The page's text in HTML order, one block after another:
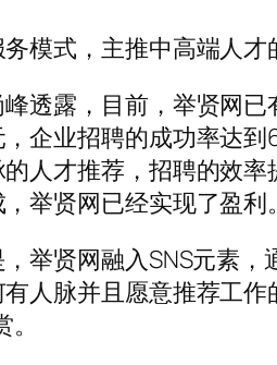
模式，主推中高端人才
透露，目前，举贤网
企业招聘的成功率达
人才推荐，招聘的效
举贤网已经实现了盈利
举贤网融入SNS元素
人脉并且愿意推荐工